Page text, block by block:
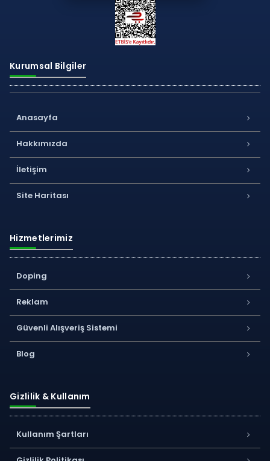
Kurumsal Bilgiler
Anasayfa
Hakkımızda
İletişim
Site Haritası
Hizmetlerimiz
Doping
Reklam
Güvenli Alışveriş Sistemi
Blog
Gizlilik & Kullanım
Kullanım Şartları